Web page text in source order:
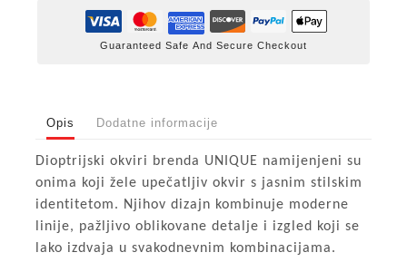
Guaranteed Safe And Secure Checkout
Opis Dodatne informacije
Dioptrijski okviri brenda UNIQUE namijenjeni su
onima koji žele upečatljiv okvir s jasnim stilskim
identitetom. Njihov dizajn kombinuje moderne
linije, pažljivo oblikovane detalje i izgled koji se
lako izdvaja u svakodnevnim kombinacijama.